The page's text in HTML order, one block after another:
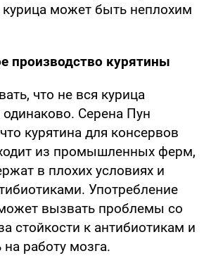
может быть неплохим
производство курятины
что не вся курица
Серена Пун
курятина для консервов
из промышленных ферм,
в плохих условиях и
Употребление
вызвать проблемы со
стойкости к антибиотикам и
работу мозга.